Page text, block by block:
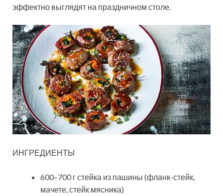
эффектно выглядят на праздничном столе.
ИНГРЕДИЕНТЫ
600–700 г стейка из пашины (фланк-стейк,
мачете, стейк мясника)